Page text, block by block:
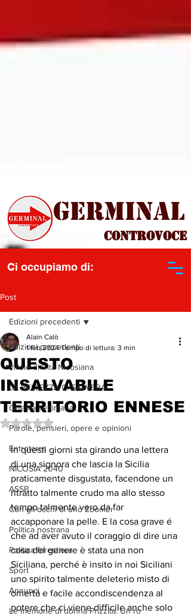
Controvoce
Ci occupiamo di:
Germinal
Post
Edizioni precedenti
Pillole di Vita Nicosiana
LA BELLEZZA CI SALVERA'
Questa settimana...
Parole, pensieri, opere e opinioni
Entroterra
NICOSIA 2040
ASSP
Con gli occhi di uno Zoomer
Politica nostrana
Politica forestiera
Sport
Annunci
Le memorie di donna Prizzita. Un ro
Edizioni precedenti
QUESTO
INSALVABILE
TERRITORIO ENNESE
Alain Calò
1 feb 2024 Tempo di lettura: 3 min
Valutazione NaN stelle su 5.
In questi giorni sta girando una lettera
di una signora che lascia la Sicilia
praticamente disgustata, facendone un
ritratto talmente crudo ma allo stesso
tempo talmente vero da far
accapponare la pelle. E la cosa grave é
che ad aver avuto il coraggio di dire una
cosa del genere è stata una non
Siciliana, perché è insito in noi Siciliani
uno spirito talmente deleterio misto di
omertà e facile accondiscendenza al
potere che ci viene difficile anche solo